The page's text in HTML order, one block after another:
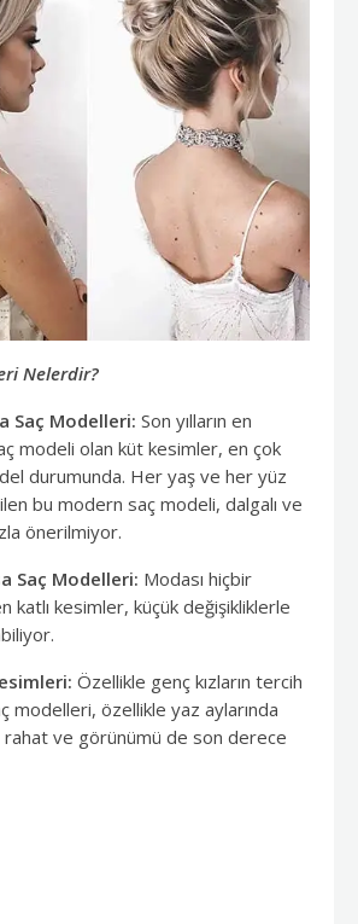
Nelerdir?
Saç Modelleri: Son yılların en
modeli olan küt kesimler, en çok
durumunda. Her yaş ve her yüz
bu modern saç modeli, dalgalı ve
önerilmiyor.
Saç Modelleri: Modası hiçbir
katlı kesimler, küçük değişikliklerle
Özellikle genç kızların tercih
modelleri, özellikle yaz aylarında
rahat ve görünümü de son derece